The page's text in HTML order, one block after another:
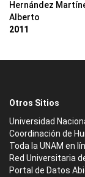
Hernández
Alberto
2011
Otros Sitios
Universidad
Coordinación de
Toda la UNAM en
Red Universitaria
Portal de Datos